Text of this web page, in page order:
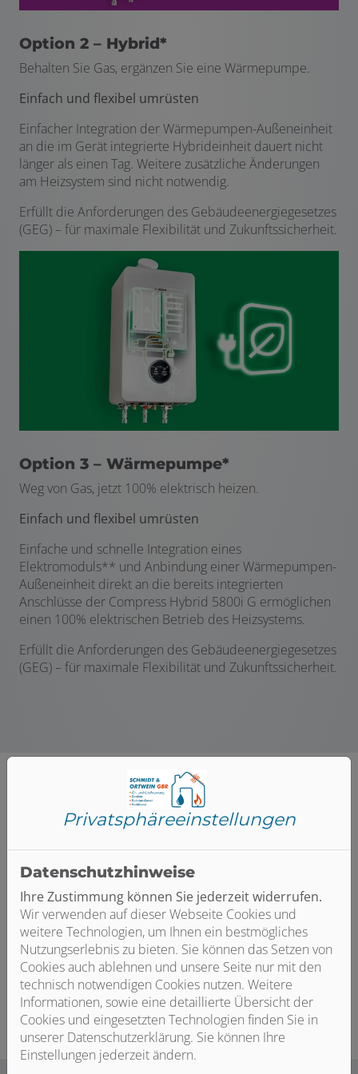
Option 2 – Hybrid*
Behalten Sie Gas, ergänzen Sie eine Wärmepumpe.
Einfach und flexibel umrüsten
Einfacher Integration der Wärmepumpen-Außeneinheit
an die im Gerät integrierte Hybrideinheit dauert nicht
länger als einen Tag. Weitere zusätzliche Änderungen
am Heizsystem sind nicht notwendig.
Erfüllt die Anforderungen des Gebäudeenergiegesetzes
(GEG) – für maximale Flexibilität und Zukunftssicherheit.
Option 3 – Wärmepumpe*
Weg von Gas, jetzt 100% elektrisch heizen.
Einfach und flexibel umrüsten
Einfache und schnelle Integration eines
Elektromoduls** und Anbindung einer Wärmepumpen-
Außeneinheit direkt an die bereits integrierten
Anschlüsse der Compress Hybrid 5800i G ermöglichen
einen 100% elektrischen Betrieb des Heizsystems.
Erfüllt die Anforderungen des Gebäudeenergiegesetzes
(GEG) – für maximale Flexibilität und Zukunftssicherheit.
Bitte dasCookie-Consent-Tool öffnen, um die für
dieses Element notwendigen Cookies zu akzeptieren.
Privatsphäre­einstellungen
Datenschutzhinweise
Ihre Zustimmung können Sie jederzeit widerrufen.
Wir verwenden auf dieser Webseite Cookies und
weitere Technologien, um Ihnen ein bestmögliches
Nutzungserlebnis zu bieten. Sie können das Setzen von
Cookies auch ablehnen und unsere Seite nur mit den
technisch notwendigen Cookies nutzen. Weitere
Informationen, sowie eine detaillierte Übersicht der
Cookies und eingesetzten Technologien finden Sie in
unserer Datenschutzerklärung. Sie können Ihre
Einstellungen jederzeit ändern.